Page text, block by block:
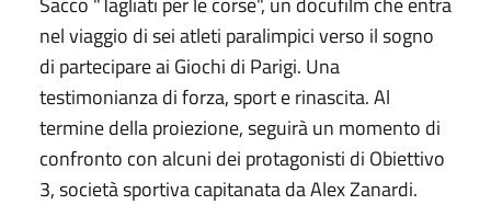
nel viaggio di sei atleti paralimpici verso il sogno
di partecipare ai Giochi di Parigi. Una
testimonianza di forza, sport e rinascita. Al
termine della proiezione, seguirà un momento di
confronto con alcuni dei protagonisti di Obiettivo
3, società sportiva capitanata da Alex Zanardi.